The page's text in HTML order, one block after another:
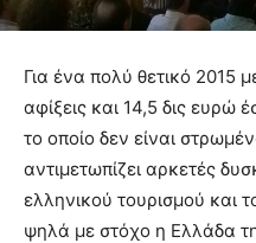
Για ένα πολύ θετικό 2015
αφίξεις και 14,5 δις ευρώ
το οποίο δεν είναι
αντιμετωπίζει αρκετές
ελληνικού τουρισμού και
ψηλά με στόχο η Ελλάδα